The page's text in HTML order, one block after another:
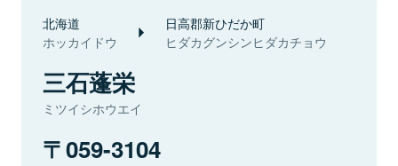
北海道
ホッカイドウ
日高郡新ひだか町
ヒダカグンシンヒダカチョウ
三石蓬栄
ミツイシホウエイ
059-3104